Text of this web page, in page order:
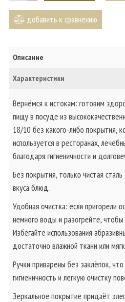
добавить к сравнению
Описание
Характеристики
Вернёмся к истокам: готовим
пищу в посуде из
18/10 без какого-либо покрытия,
используется в ресторанах,
благодаря гигиеничности и
Без покрытия, только чистая сталь
вкуса блюд.
Удобная очистка: если пригорели
немного воды и разогрейте,
Избегайте использования
достаточно влажной ткани или
Ручки приварены без заклёпок,
гигиеничность и легкую очистку
Зеркальное покрытие придаёт